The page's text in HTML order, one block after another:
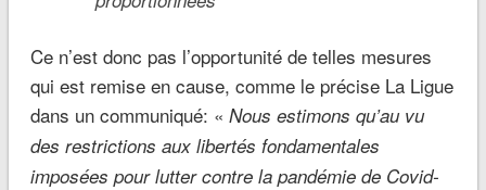
Ce n’est donc pas l’opportunité de telles mesures
qui est remise en cause, comme le précise La Ligue
dans un communiqué: « Nous estimons qu’au vu
des restrictions aux libertés fondamentales
imposées pour lutter contre la pandémie de Covid-